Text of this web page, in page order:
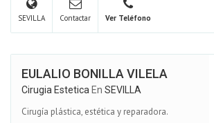
SEVILLA Contactar Ver Teléfono
EULALIO BONILLA VILELA
Cirugia Estetica En SEVILLA
Cirugía plástica, estética y reparadora.